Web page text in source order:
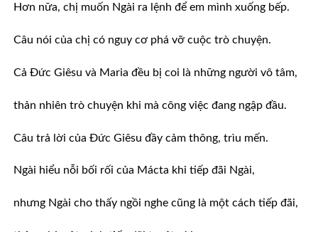
Hơn nữa, chị muốn Ngài ra lệnh để em mình xuống bếp.
Câu nói của chị có nguy cơ phá vỡ cuộc trò chuyện.
Cả Ðức Giêsu và Maria đều bị coi là những người vô tâm,
thản nhiên trò chuyện khi mà công việc đang ngập đầu.
Câu trả lời của Ðức Giêsu đầy cảm thông, trìu mến.
Ngài hiểu nỗi bối rối của Mácta khi tiếp đãi Ngài,
nhưng Ngài cho thấy ngồi nghe cũng là một cách tiếp đãi,